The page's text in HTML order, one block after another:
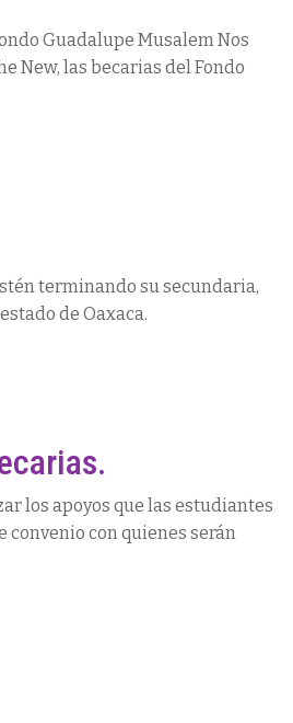
Guadalupe Musalem Nos
New, las becarias del Fondo
terminando su secundaria,
de Oaxaca.
los apoyos que las estudiantes
convenio con quienes serán